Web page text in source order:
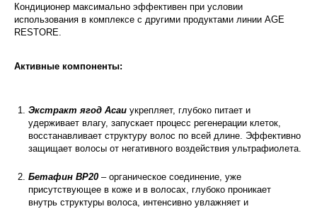
Кондиционер максимально эффективен при условии
использования в комплексе с другими продуктами линии AGE
RESTORE.
Активные компоненты:
Экстракт ягод Асаи укрепляет, глубоко питает и
удерживает влагу, запускает процесс регенерации клеток,
восстанавливает структуру волос по всей длине. Эффективно
защищает волосы от негативного воздействия ультрафиолета.
Бетафин BP20 – органическое соединение, уже
присутствующее в коже и в волосах, глубоко проникает
внутрь структуры волоса, интенсивно увлажняет и